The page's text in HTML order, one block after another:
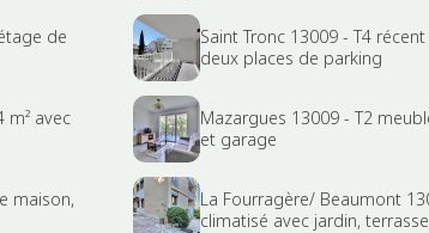
de
m² avec
maison,
Saint Tronc 13009 - T4
deux places de parking
Mazargues 13009 - T2
et garage
La Fourragère/ Beaumont
climatisé avec jardin,